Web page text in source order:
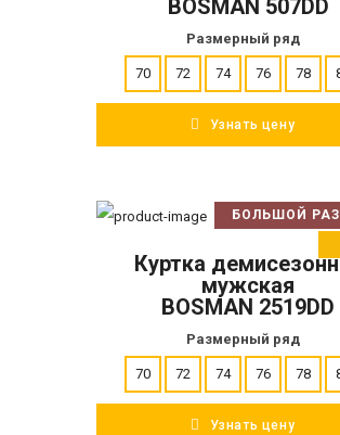
BOSMAN 507DD
Размерный ряд
70 72 74 76 78
Узнать цену
БОЛЬШОЙ
ПОДРОБНЕЕ
В корзину
Куртка
мужская
BOSMAN 2519DD
Размерный ряд
70 72 74 76 78
Узнать цену